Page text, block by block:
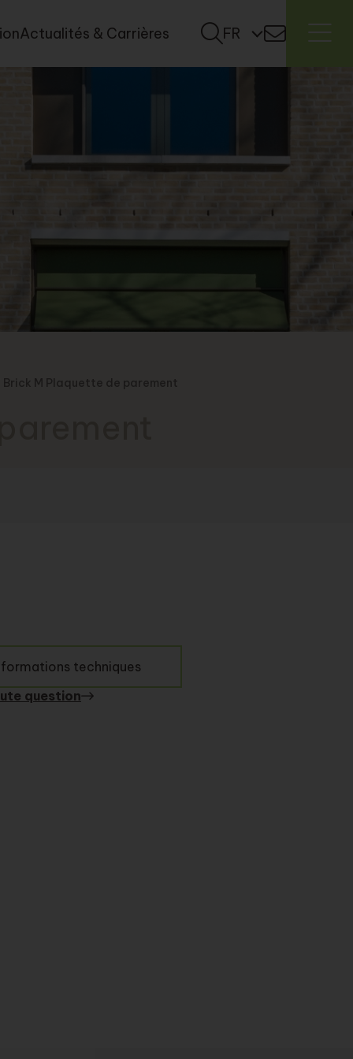
Actualités & Carrières FR
Brick M Plaquette de parement
techniques
question